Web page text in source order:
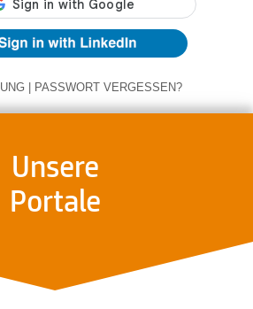
| PASSWORT VERGESSEN?
Unsere
Portale